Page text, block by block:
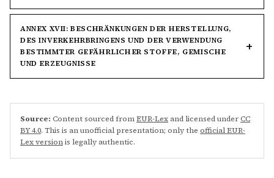
ANNEX XVII: BESCHRÄNKUNGEN DER HERSTELLUNG,
DES INVERKEHRBRINGENS UND DER VERWENDUNG
BESTIMMTER GEFÄHRLICHER STOFFE, GEMISCHE
UND ERZEUGNISSE
Source: Content sourced fromEUR-Lexand licensed underCC
BY 4.0. This is an unofficial presentation; only the official EUR-
Lex versionis legally authentic.